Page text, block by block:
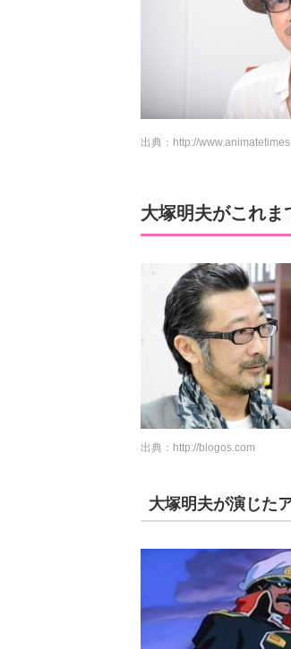
出典： http://
大塚明夫がこれま
出典： http://blogos.com
大塚明夫が演じた